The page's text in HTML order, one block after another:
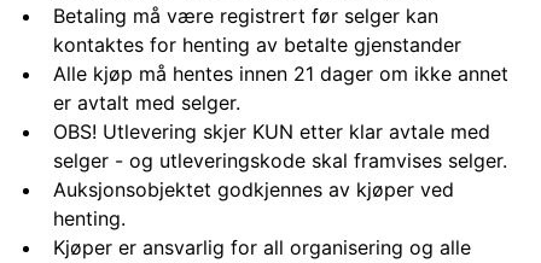
Betaling må være registrert før selger kan
kontaktes for henting av betalte gjenstander
Alle kjøp må hentes innen 21 dager om ikke annet
er avtalt med selger.
OBS! Utlevering skjer KUN etter klar avtale med
selger - og utleveringskode skal framvises selger.
Auksjonsobjektet godkjennes av kjøper ved
henting.
Kjøper er ansvarlig for all organisering og alle